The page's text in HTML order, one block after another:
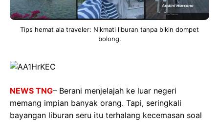
Tips hemat ala traveler: Nikmati liburan tanpa bikin dompet
bolong.
NEWS TNG– Berani menjelajah ke luar negeri
memang impian banyak orang. Tapi, seringkali
bayangan liburan seru itu terhalang kecemasan soal